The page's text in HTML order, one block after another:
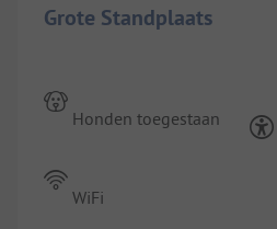
Grote Standplaats
Honden toegestaan
WiFi